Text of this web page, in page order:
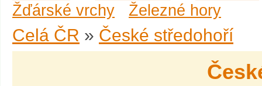
Žďárské vrchy
Železné hory
Celá ČR » České středohoří